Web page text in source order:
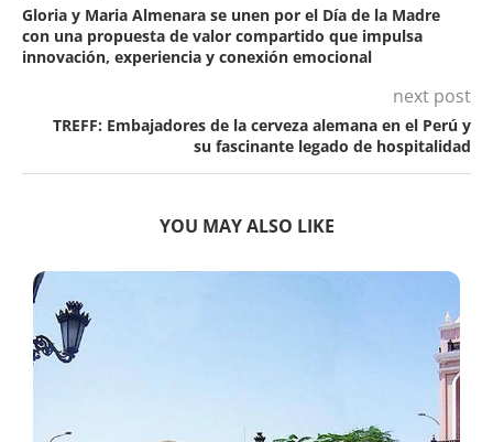
Gloria y Maria Almenara se unen por el Día de la Madre
con una propuesta de valor compartido que impulsa
innovación, experiencia y conexión emocional
next post
TREFF: Embajadores de la cerveza alemana en el Perú y
su fascinante legado de hospitalidad
YOU MAY ALSO LIKE